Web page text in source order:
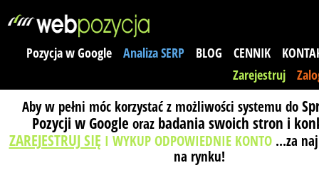
Pozycja w Google Analiza SERP BLOG CENNIK
Zarejestruj
Aby w pełni móc korzystać z możliwości systemu do
Pozycji w Google oraz badania swoich stron i
ZAREJESTRUJ SIĘ I WYKUP ODPOWIEDNIE KONTO ...za
na rynku!